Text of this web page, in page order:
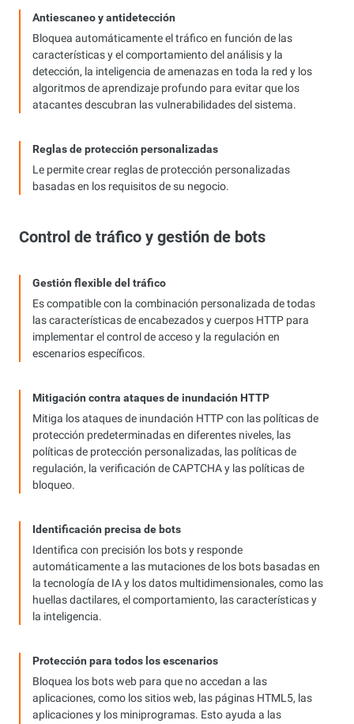
Antiescaneo y antidetección
Bloquea automáticamente el tráfico en función de las
características y el comportamiento del análisis y la
detección, la inteligencia de amenazas en toda la red y los
algoritmos de aprendizaje profundo para evitar que los
atacantes descubran las vulnerabilidades del sistema.
Reglas de protección personalizadas
Le permite crear reglas de protección personalizadas
basadas en los requisitos de su negocio.
Control de tráfico y gestión de bots
Gestión flexible del tráfico
Es compatible con la combinación personalizada de todas
las características de encabezados y cuerpos HTTP para
implementar el control de acceso y la regulación en
escenarios específicos.
Mitigación contra ataques de inundación HTTP
Mitiga los ataques de inundación HTTP con las políticas de
protección predeterminadas en diferentes niveles, las
políticas de protección personalizadas, las políticas de
regulación, la verificación de CAPTCHA y las políticas de
bloqueo.
Identificación precisa de bots
Identifica con precisión los bots y responde
automáticamente a las mutaciones de los bots basadas en
la tecnología de IA y los datos multidimensionales, como las
huellas dactilares, el comportamiento, las características y
la inteligencia.
Protección para todos los escenarios
Bloquea los bots web para que no accedan a las
aplicaciones, como los sitios web, las páginas HTML5, las
aplicaciones y los miniprogramas. Esto ayuda a las